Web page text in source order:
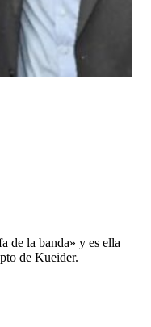
de la banda» y es ella
de Kueider.